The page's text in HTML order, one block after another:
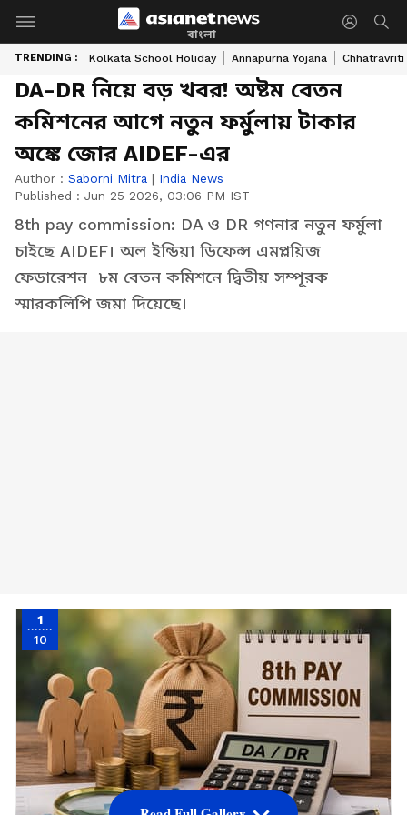
বাংলা
TRENDING : Kolkata School Holiday Annapurna Yojana Chhatravriti
DA-DR নিয়ে বড় খবর! অষ্টম বেতন
কমিশনের আগে নতুন ফর্মুলায় টাকার
অঙ্কে জোর AIDEF-এর
Author : Saborni Mitra | India News
Published : Jun 25 2026, 03:06 PM IST
8th pay commission: DA ও DR গণনার নতুন ফর্মুলা
চাইছে AIDEF। অল ইন্ডিয়া ডিফেন্স এমপ্লয়িজ
ফেডারেশন ৮ম বেতন কমিশনে দ্বিতীয় সম্পূরক
স্মারকলিপি জমা দিয়েছে।
1
10